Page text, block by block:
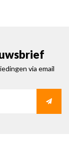
via email